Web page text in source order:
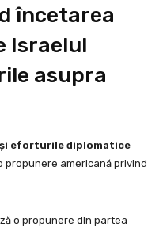
încetarea
Israelul
asupra
eforturile diplomatice
propunere americană privind
o propunere din partea